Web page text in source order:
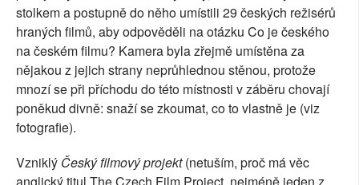
stolkem a postupně do něho umístili 29 českých režisérů
hraných filmů, aby odpověděli na otázku Co je českého
na českém filmu? Kamera byla zřejmě umístěna za
nějakou z jejich strany neprůhlednou stěnou, protože
mnozí se při příchodu do této místnosti v záběru chovají
poněkud divně: snaží se zkoumat, co to vlastně je (viz
fotografie).
Vzniklý Český filmový projekt(netuším, proč má věc